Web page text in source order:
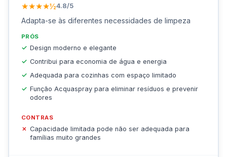
★★★★½4.8/5
Adapta-se às diferentes necessidades de limpeza
PRÓS
Design moderno e elegante
Contribui para economia de água e energia
Adequada para cozinhas com espaço limitado
Função Acquaspray para eliminar resíduos e prevenir
odores
CONTRAS
Capacidade limitada pode não ser adequada para
famílias muito grandes